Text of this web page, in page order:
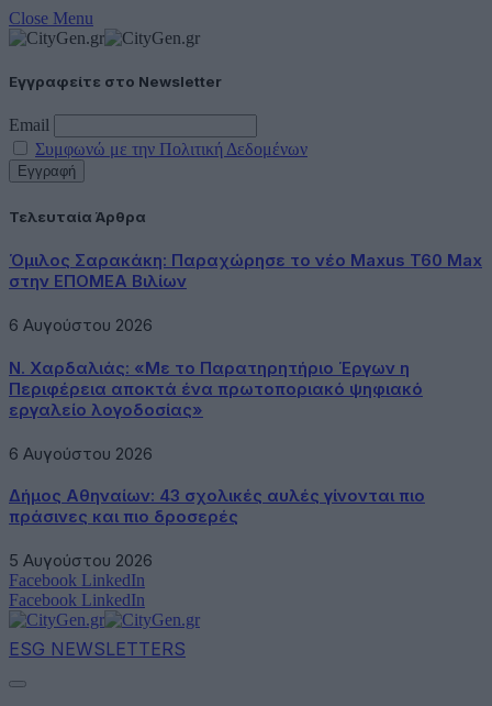
Close Menu
Εγγραφείτε στο Newsletter
Email
Συμφωνώ με την Πολιτική Δεδομένων
Τελευταία Άρθρα
Όμιλος Σαρακάκη: Παραχώρησε το νέο Maxus T60 Max
στην ΕΠΟΜΕΑ Βιλίων
6 Αυγούστου 2026
Ν. Χαρδαλιάς: «Με το Παρατηρητήριο Έργων η
Περιφέρεια αποκτά ένα πρωτοποριακό ψηφιακό
εργαλείο λογοδοσίας»
6 Αυγούστου 2026
Δήμος Αθηναίων: 43 σχολικές αυλές γίνονται πιο
πράσινες και πιο δροσερές
5 Αυγούστου 2026
Facebook LinkedIn
Facebook LinkedIn
ESG NEWSLETTERS